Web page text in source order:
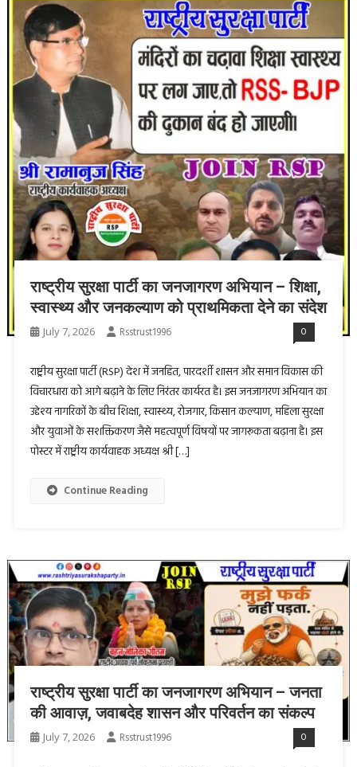
राष्ट्रीय सुरक्षा पार्टी का जनजागरण अभियान – शिक्षा,
स्वास्थ्य और जनकल्याण को प्राथमिकता देने का संदेश
July 7, 2026 Rsstrust1996 0
राष्ट्रीय सुरक्षा पार्टी (RSP) देश में जनहित, पारदर्शी शासन और समान विकास की
विचारधारा को आगे बढ़ाने के लिए निरंतर कार्यरत है। इस जनजागरण अभियान का
उद्देश्य नागरिकों के बीच शिक्षा, स्वास्थ्य, रोजगार, किसान कल्याण, महिला सुरक्षा
और युवाओं के सशक्तिकरण जैसे महत्वपूर्ण विषयों पर जागरूकता बढ़ाना है। इस
पोस्टर में राष्ट्रीय कार्यवाहक अध्यक्ष श्री […]
Continue Reading
राष्ट्रीय सुरक्षा पार्टी का जनजागरण अभियान – जनता
की आवाज़, जवाबदेह शासन और परिवर्तन का संकल्प
July 7, 2026 Rsstrust1996 0